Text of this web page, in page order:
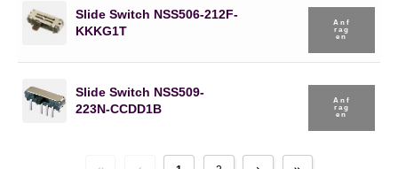
Slide Switch NSS506-212F-
KKKG1T
Anf
Rag
En
Slide Switch NSS509-
223N-CCDD1B
Anf
Rag
En